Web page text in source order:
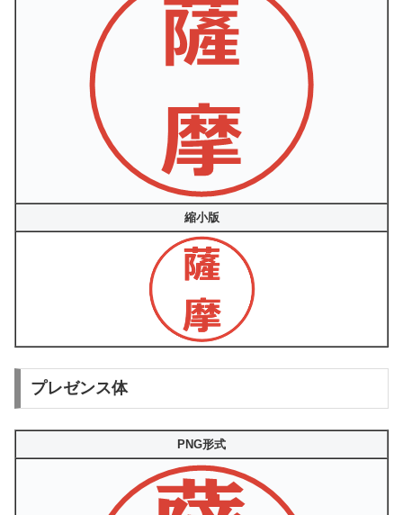
縮小版
プレゼンス体
PNG形式